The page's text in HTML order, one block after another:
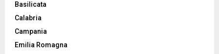
Basilicata
Calabria
Campania
Emilia Romagna